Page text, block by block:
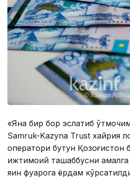
«Яна бир бор эслатиб
Samruk-Kazyna Trust хайрия
оператори бутун Қозоғистон
ижтимоий ташаббусни
яқин фуқарога ёрдам